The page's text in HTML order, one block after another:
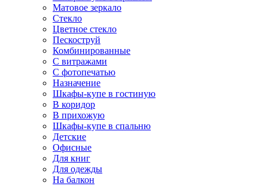
Матовое зеркало
Стекло
Цветное стекло
Пескоструй
Комбинированные
С витражами
С фотопечатью
Назначение
Шкафы-купе в гостиную
В коридор
В прихожую
Шкафы-купе в спальню
Детские
Офисные
Для книг
Для одежды
На балкон